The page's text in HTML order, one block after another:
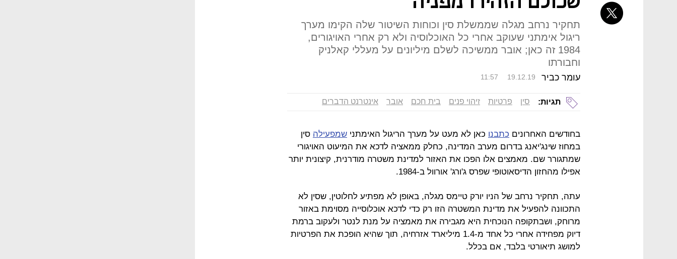
תחקיר נרחב מגלה שממשלת סין וכוחות השיטור שלה הקימו מערך
ריגול אימתני שעוקב אחרי כל האוכלוסיה ולא רק אחרי האויגורים,
1984 זה כאן; אובר ממשיכה לשלם מיליונים על מעללי קאלניק
וחבורתו
עומר כביר 11:57 19.12.19
תגיות: סין פרטיות זיהוי פנים בית חכם אובר אינטרנט הדברים
בחודשים האחרונים כתבנו כאן לא מעט על מערך הריגול האימתני שמפעילה סין
במחוז שינג'יאנג בדרום מערב המדינה, כחלק ממאציה לדכא את המיעוט האויגורי
שמתגורר שם. מאמצים אלו הפכו את האזור למדינת משטרה מודרנית, קיצונית יותר
אפילו מהחזון הדיסאוטופי שפרס ג'ורג' אורוול ב-1984.
עתה, תחקיר נרחב של הניו יורק טיימס מגלה, באופן לא מפתיע לחלוטין, שסין לא
התכוונה להפעיל את מדינת המשטרה הזו רק כדי לדכא אוכלוסייה מסוימת באזור
מרוחק, ושבתקופה הנוכחית היא מגבירה את מאמציה על מנת לנטר ולעקוב ברמת
דיוק מפחידה אחרי כל אחד מ-1.4 מיליארד אזרחיה, תוך שהיא הופכת את הפרטיות
למושג תיאורטי בלבד, אם בכלל.